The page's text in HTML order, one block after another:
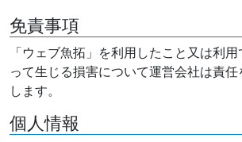
免責事項
「ウェブ魚拓」を利用したこと又は利
って生じる損害について運営会社は責任
します。
個人情報